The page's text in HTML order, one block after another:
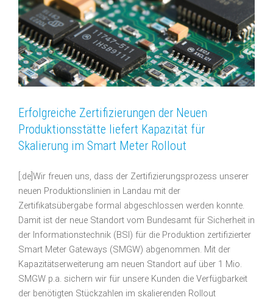
Erfolgreiche Zertifizierungen der Neuen
Produktionsstätte liefert Kapazität für
Skalierung im Smart Meter Rollout
[:de]Wir freuen uns, dass der Zertifizierungsprozess unserer
neuen Produktionslinien in Landau mit der
Zertifikatsübergabe formal abgeschlossen werden konnte.
Damit ist der neue Standort vom Bundesamt für Sicherheit in
der Informationstechnik (BSI) für die Produktion zertifizierter
Smart Meter Gateways (SMGW) abgenommen. Mit der
Kapazitätserweiterung am neuen Standort auf über 1 Mio.
SMGW p.a. sichern wir für unsere Kunden die Verfügbarkeit
der benötigten Stückzahlen im skalierenden Rollout